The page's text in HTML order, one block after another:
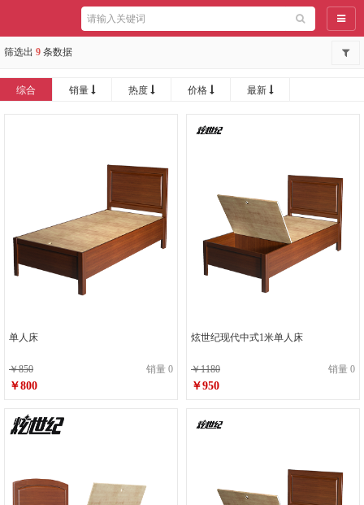
导航
筛选出 9 条数据
综合 销量 热度 价格 最新
单人床
￥850 销量 0
￥800
炫世纪现代中式1米单人床
￥1180 销量 0
￥950